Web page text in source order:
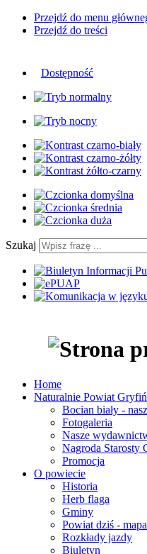
Przejdź do menu
Przejdź do treści
Dostępność
Szukaj
Home
Naturalnie Powiat
Bocian biały -
Fotogaleria
Nasze
Nagroda Starosty
Promocja
O powiecie
Historia
Herb flaga
Gminy
Powiat dziś - mapa
Rozkłady jazdy
Biuletyn